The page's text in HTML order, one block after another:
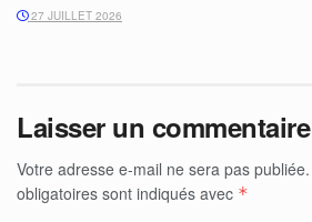
27 JUILLET 2026
Laisser un commentaire
Votre adresse e-mail ne sera pas publiée.
obligatoires sont indiqués avec *